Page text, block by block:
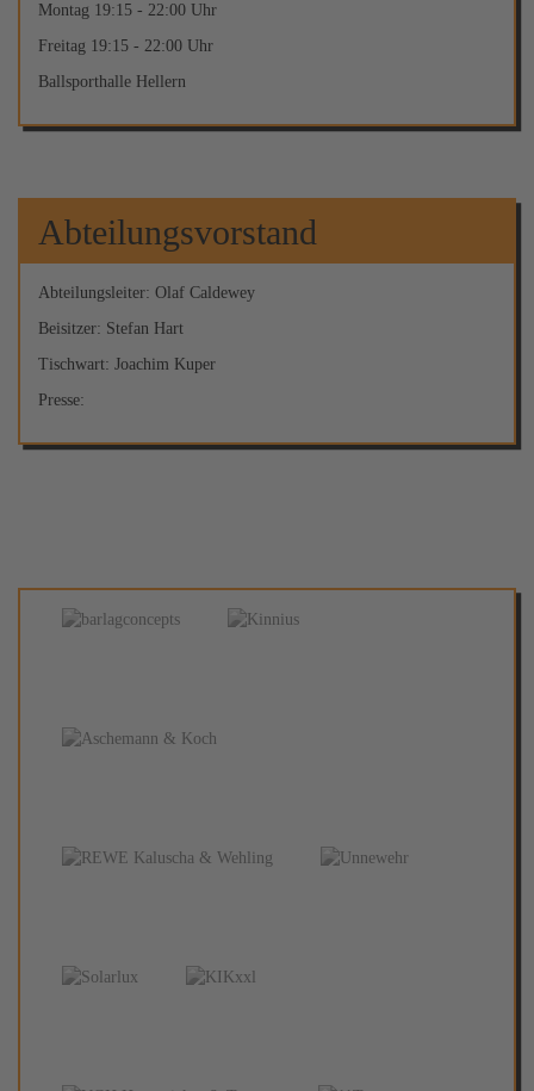
Montag 19:15 - 22:00 Uhr
Freitag 19:15 - 22:00 Uhr
Ballsporthalle Hellern
Abteilungsvorstand
Abteilungsleiter: Olaf Caldewey
Beisitzer: Stefan Hart
Tischwart: Joachim Kuper
Presse: